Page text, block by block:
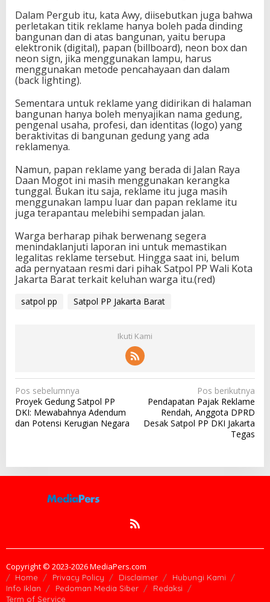
Dalam Pergub itu, kata Awy, diisebutkan juga bahwa
perletakan titik reklame hanya boleh pada dinding
bangunan dan di atas bangunan, yaitu berupa
elektronik (digital), papan (billboard), neon box dan
neon sign, jika menggunakan lampu, harus
menggunakan metode pencahayaan dan dalam
(back lighting).
Sementara untuk reklame yang didirikan di halaman
bangunan hanya boleh menyajikan nama gedung,
pengenal usaha, profesi, dan identitas (logo) yang
beraktivitas di bangunan gedung yang ada
reklamenya.
Namun, papan reklame yang berada di Jalan Raya
Daan Mogot ini masih menggunakan kerangka
tunggal. Bukan itu saja, reklame itu juga masih
menggunakan lampu luar dan papan reklame itu
juga terapantau melebihi sempadan jalan.
Warga berharap pihak berwenang segera
menindaklanjuti laporan ini untuk memastikan
legalitas reklame tersebut. Hingga saat ini, belum
ada pernyataan resmi dari pihak Satpol PP Wali Kota
Jakarta Barat terkait keluhan warga itu.(red)
satpol pp Satpol PP Jakarta Barat
Ikuti Kami
N
a
v
a
Pos sebelumnya
Proyek Gedung Satpol PP
DKI: Mewabahnya Adendum
dan Potensi Kerugian Negara
Pos berikutnya
Pendapatan Pajak Reklame
Rendah, Anggota DPRD
Desak Satpol PP DKI Jakarta
Tegas
Copyright © 2023-2026 MediaPers.com
Home Privacy Policy Disclaimer
Hubungi Kami
Info Iklan
Pedoman Media Siber
Redaksi
Term of Service